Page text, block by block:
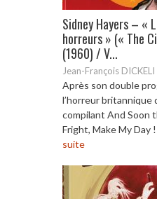
Sidney Hayers – «
horreurs » (« The
(1960) / V...
Jean-François DICKELI
Après son double
l’horreur britannique
compilant And Soon
Fright, Make My Day
suite